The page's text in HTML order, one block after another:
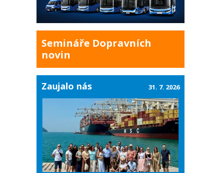
Semináře Dopravních
novin
Zaujalo nás 31. 7. 2026